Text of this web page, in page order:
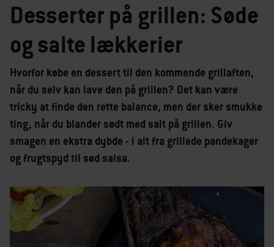
Desserter på grillen: Søde
og salte lækkerier
Hvorfor købe en dessert til den kommende grillaften,
når du selv kan lave den på grillen? Det kan være
tricky at finde den rette balance, men der sker smukke
ting, når du blander sødt med salt på grillen. Giv
smagen en ekstra dybde - i alt fra grillede pandekager
og frugtspyd til sød salsa.